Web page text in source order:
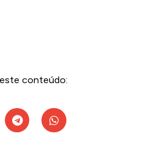
conteúdo: